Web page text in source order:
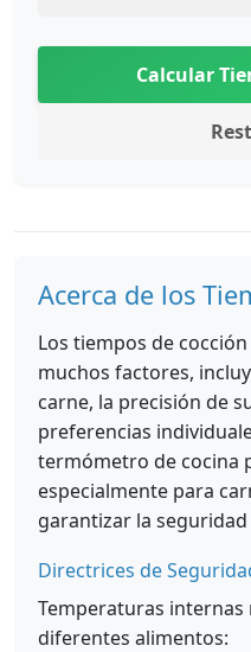
Calcular
Acerca de los
Los tiempos de
muchos factores,
carne, la precisión de
preferencias
termómetro de cocina
especialmente para
garantizar la
Directrices de
Temperaturas
diferentes alimentos: